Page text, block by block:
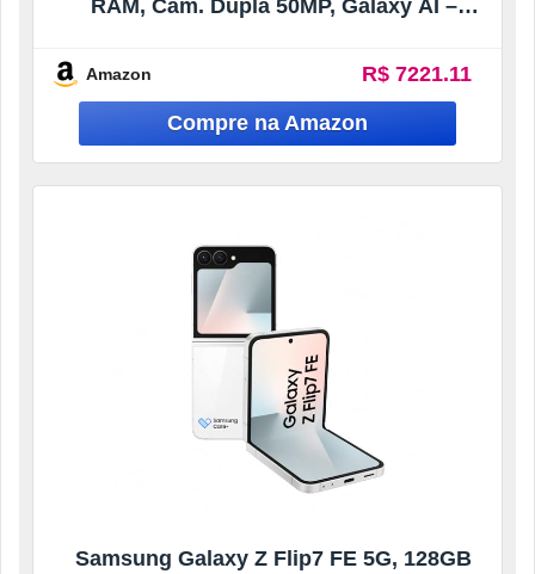
RAM, Câm. Dupla 50MP, Galaxy AI –
Amazon R$ 7221.11
Samsung Galaxy Z Flip7 FE 5G, 128GB